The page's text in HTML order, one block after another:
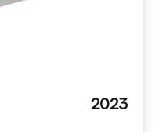
2023